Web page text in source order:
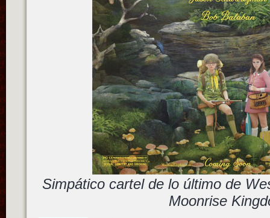
Simpático cartel de lo último de
Moonrise